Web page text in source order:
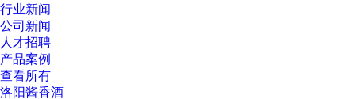
行业新闻
公司新闻
人才招聘
产品案例
查看所有
洛阳酱香酒